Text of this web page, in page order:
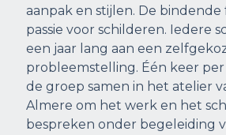
aanpak en stijlen. De bindende
passie voor schilderen. Iedere
een jaar lang aan een
probleemstelling. Één keer
de groep samen in het atelier
Almere om het werk en het
bespreken onder begeleiding